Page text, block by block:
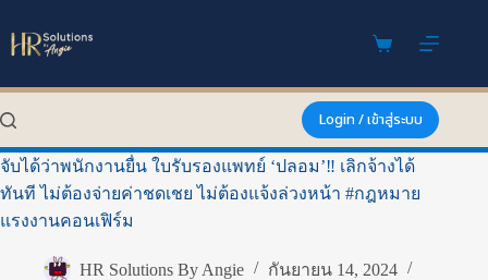
content
Shopping
Login / เข้าสู่ระบบ
จับได้ว่าพนักงานยื่น ใบรับรองแพทย์ ‘ปลอม’‼️ เลิกจ้างได้
ทันที ไม่ต้องจ่ายค่าชดเชย ไม่ต้องแจ้งล่วงหน้า #กฎหมาย
แรงงานคอนเฟิร์ม
HR Solutions By Angie
กันยายน 14, 2024